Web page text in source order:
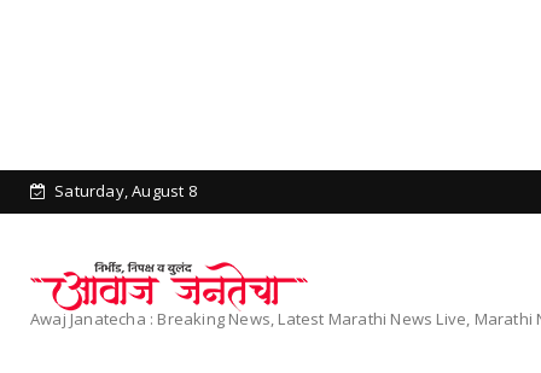
Saturday, August 8
Awaj Janatecha : Breaking News, Latest Marathi News Live, Marathi